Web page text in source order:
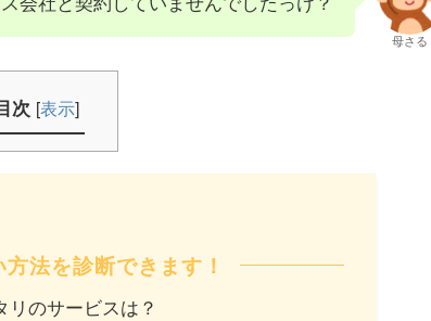
母さる
次 [表示]
法を診断できます！
リのサービスは？